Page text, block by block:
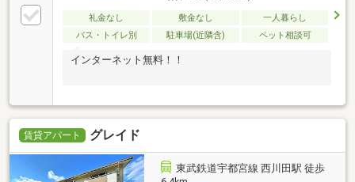
礼金なし 敷金なし
一人暮らし
バス・トイレ別
駐車場(近隣含) ペット相談可
インターネット無料！！
賃貸アパート グレイド
東武鉄道宇都宮線 西川田駅 徒歩